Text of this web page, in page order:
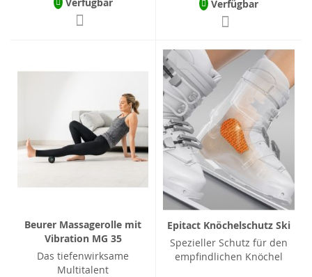
Verfügbar
Beurer Massagerolle mit
Vibration MG 35
Das tiefenwirksame
Multitalent
Epitact Knöchelschutz Ski
Spezieller Schutz für den
empfindlichen Knöchel